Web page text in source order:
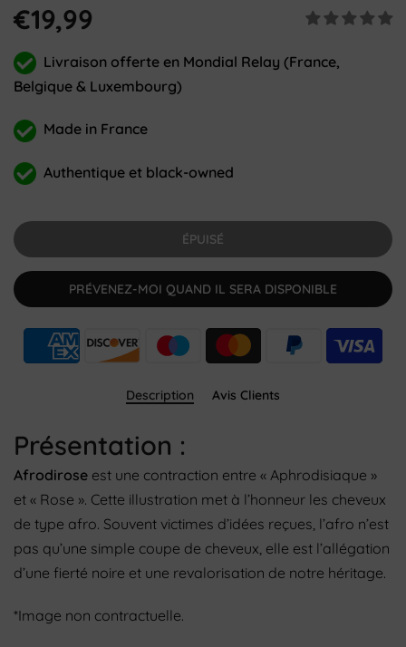
€19,99
Livraison offerte en Mondial Relay (France,
Belgique & Luxembourg)
Made in France
Authentique et black-owned
ÉPUISÉ
PRÉVENEZ-MOI QUAND IL SERA DISPONIBLE
Description Avis Clients
Présentation :
Afrodirose est une contraction entre « Aphrodisiaque »
et « Rose ». Cette illustration met à l’honneur les cheveux
de type afro. Souvent victimes d’idées reçues, l’afro n’est
pas qu’une simple coupe de cheveux, elle est l’allégation
d’une fierté noire et une revalorisation de notre héritage.
*Image non contractuelle.